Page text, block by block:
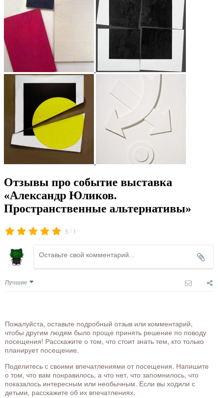
Отзывы про событие выставка
«Александр Юликов.
Пространственные альтернативы»
5 / 1
Лучшие
Пожалуйста, оставьте подробный отзыв или комментарий,
чтобы другим людям было проще принять решение по поводу
посещения! Расскажите о том, что стоит знать тем, кто только
планирует посещение.
Поделитесь с своими впечатлениями от посещения. Напишите
о том, что вам понравилось, а что нет, что запомнилось, что
показалось интересным или необычным. Если вы ходили с
детьми, расскажите об их впечатлениях.